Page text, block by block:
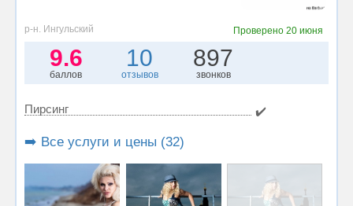
р-н. Ингульский Проверено 20 июня
9.6
баллов
10
отзывов
897
звонков
Пирсинг ✔️
➡️ Все услуги и цены (32)